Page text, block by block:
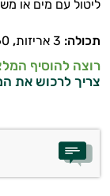
ליטול עם מים או
תכולה: 3 אריזות , 60 כמוסות
רוצה להוסיף
צריך לרכוש את